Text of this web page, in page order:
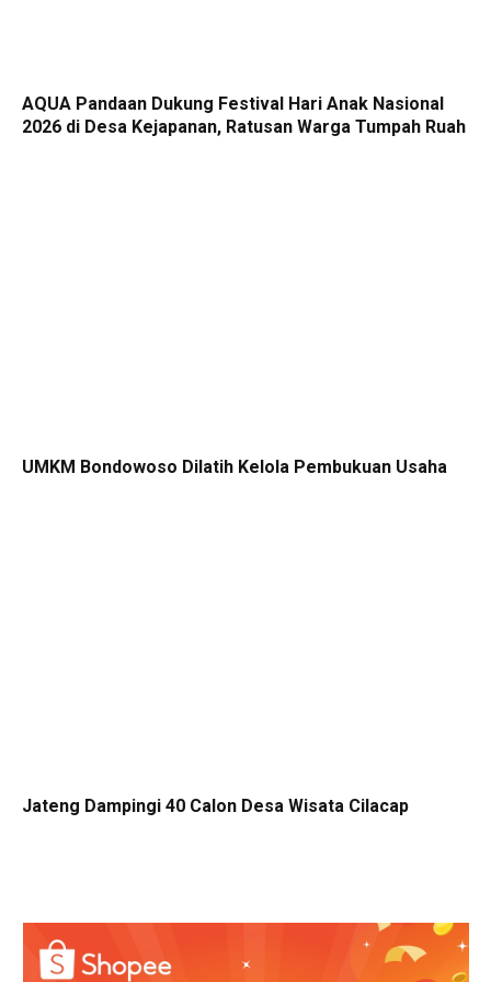
AQUA Pandaan Dukung Festival Hari Anak Nasional
2026 di Desa Kejapanan, Ratusan Warga Tumpah Ruah
UMKM Bondowoso Dilatih Kelola Pembukuan Usaha
Jateng Dampingi 40 Calon Desa Wisata Cilacap